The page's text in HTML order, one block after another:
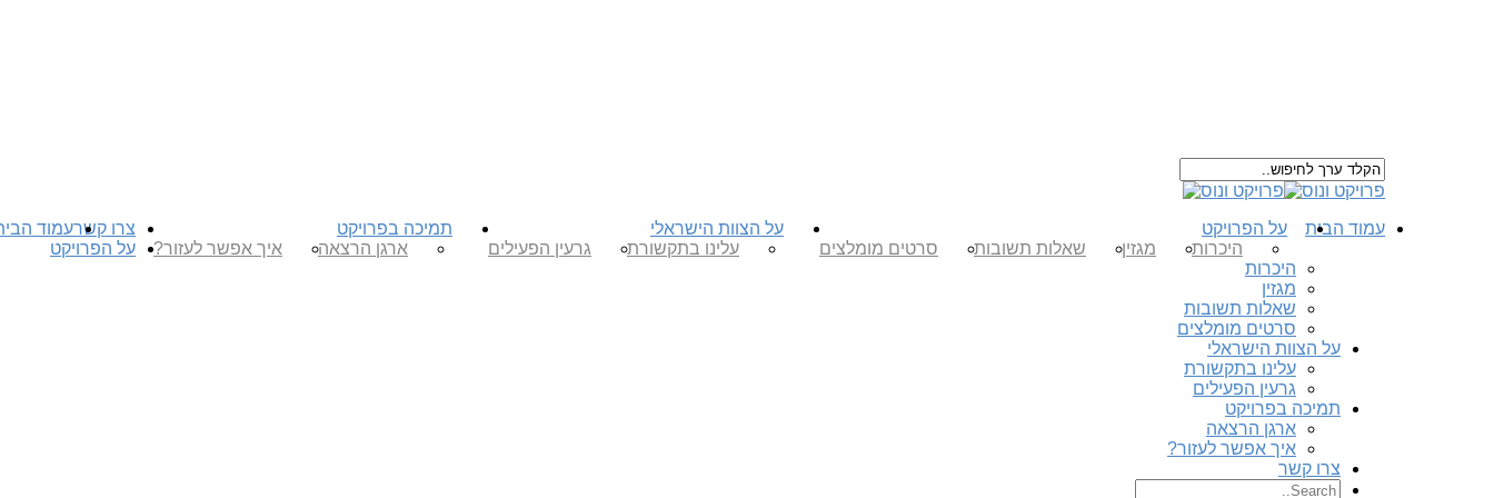
עמוד הבית
על הפרויקט
היכרות
מגזין שאלות תשובות סרטים מומלצים
על הצוות הישראלי
עלינו בתקשורת
גרעין הפעילים
תמיכה בפרויקט
ארגן הרצאה
איך אפשר לעזור?
צרו קשרעמוד
על הפרויקט
היכרות
מגזין
שאלות תשובות
סרטים מומלצים
על הצוות הישראלי
עלינו בתקשורת
גרעין הפעילים
תמיכה בפרויקט
ארגן הרצאה
איך אפשר לעזור?
צרו קשר